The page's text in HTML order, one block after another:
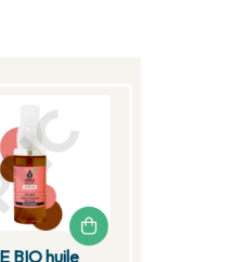
BIO huile